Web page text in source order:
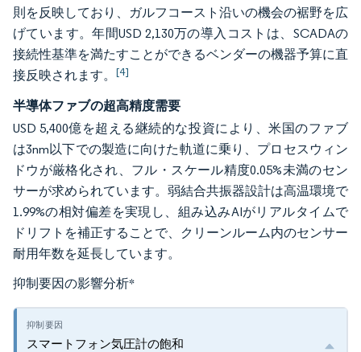
則を反映しており、ガルフコースト沿いの機会の裾野を広
げています。年間USD 2,130万の導入コストは、SCADAの
接続性基準を満たすことができるベンダーの機器予算に直
接反映されます。 [4]
半導体ファブの超高精度需要
USD 5,400億を超える継続的な投資により、米国のファブ
は3nm以下での製造に向けた軌道に乗り、プロセスウィン
ドウが厳格化され、フル・スケール精度0.05%未満のセン
サーが求められています。弱結合共振器設計は高温環境で
1.99%の相対偏差を実現し、組み込みAIがリアルタイムで
ドリフトを補正することで、クリーンルーム内のセンサー
耐用年数を延長しています。
抑制要因の影響分析*
スマートフォン気圧計の飽和